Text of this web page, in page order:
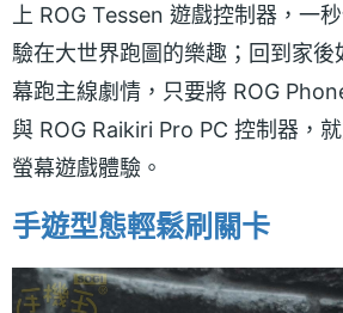
上 ROG Tessen 遊戲控制器，一
驗在大世界跑圖的樂趣；回到家後
幕跑主線劇情，只要將 ROG
與 ROG Raikiri Pro PC 控制器，
螢幕遊戲體驗。
手遊型態輕鬆刷關卡